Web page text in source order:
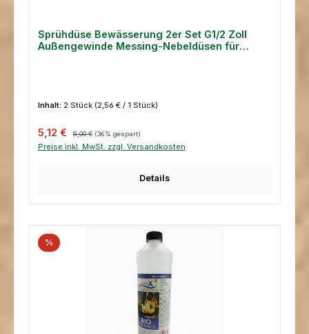
Sprühdüse Bewässerung 2er Set G1/2 Zoll
Außengewinde Messing-Nebeldüsen für
Inhalt: 2 Stück (2,56 € / 1 Stück)
Verkaufspreis:
5,12 € 8,00 € (36% gespart)
Preise inkl. MwSt. zzgl. Versandkosten
Details
%